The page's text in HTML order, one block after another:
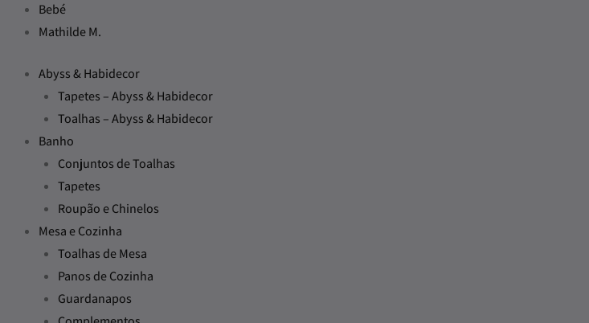
Bebé
Mathilde M.
Abyss & Habidecor
Tapetes – Abyss & Habidecor
Toalhas – Abyss & Habidecor
Banho
Conjuntos de Toalhas
Tapetes
Roupão e Chinelos
Mesa e Cozinha
Toalhas de Mesa
Panos de Cozinha
Guardanapos